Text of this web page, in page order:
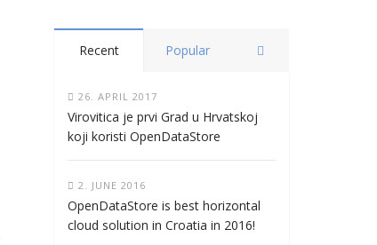
Recent Popular
26. APRIL 2017
Virovitica je prvi Grad u Hrvatskoj
koji koristi OpenDataStore
2. JUNE 2016
OpenDataStore is best horizontal
cloud solution in Croatia in 2016!